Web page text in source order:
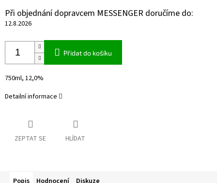
Při objednání dopravcem MESSENGER doručíme do:
12.8.2026
Přidat do košíku
750ml, 12,0%
Detailní informace
ZEPTAT SE HLÍDAT